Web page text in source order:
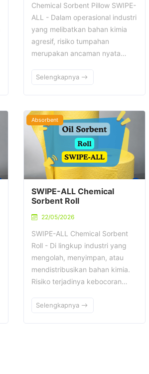
Chemical Sorbent Pillow SWIPE-
ALL - Dalam operasional industri
yang melibatkan bahan kimia
agresif, risiko tumpahan
merupakan ancaman nyata…
Selengkapnya
Absorbent
SWIPE-ALL Chemical
Sorbent Roll
22/05/2026
SWIPE-ALL Chemical Sorbent
Roll - Di lingkup industri yang
mengolah, menyimpan, atau
mendistribusikan bahan kimia.
Risiko terjadinya kebocoran…
Selengkapnya